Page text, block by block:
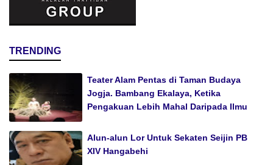
TRENDING
Teater Alam Pentas di Taman Budaya
Jogja. Bambang Ekalaya, Ketika
Pengakuan Lebih Mahal Daripada Ilmu
Alun-alun Lor Untuk Sekaten Seijin PB
XIV Hangabehi